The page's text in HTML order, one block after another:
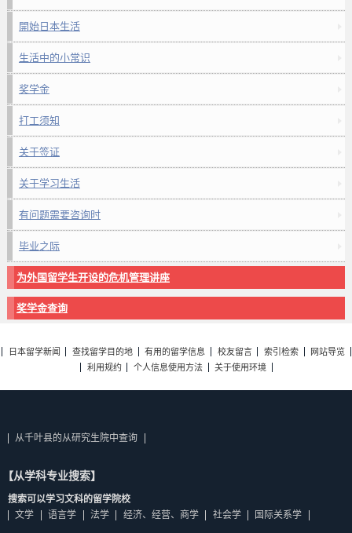
開始日本生活
生活中的小常识
奖学金
打工须知
关于签证
关于学习生活
有问题需要咨询时
毕业之际
为外国留学生开设的危机管理讲座
奖学金查询
日本留学新闻 查找留学目的地 有用的留学信息 校友留言 索引检索
网站导览
利用规约
个人信息使用方法 关于使用环境
从千叶县的从研究生院中查询
【从学科专业搜索】
搜索可以学习文科的留学院校
文学
语言学 法学 经济、经营、商学 社会学 国际关系学